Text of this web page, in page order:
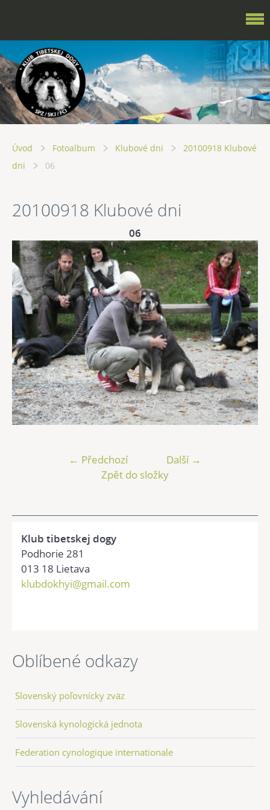
Úvod Fotoalbum Klubové dni
20100918 Klubové
dni
06
20100918 Klubové dni
06
← Předchozí
Další →
Zpět do složky
Klub tibetskej dogy
Podhorie 281
013 18 Lietava
klubdokhyi@gmail.com
Oblíbené odkazy
Slovenský poľovnícky zväz
Slovenská kynologická jednota
Federation cynologique internationale
Vyhledávání